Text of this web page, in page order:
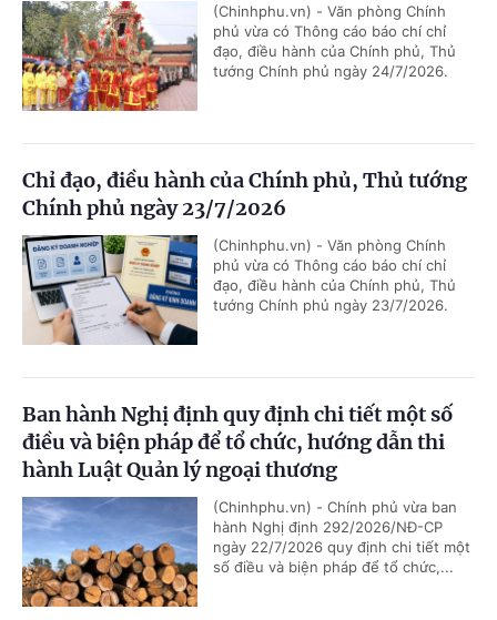
(Chinhphu.vn) - Văn phòng Chính
phủ vừa có Thông cáo báo chí chỉ
đạo, điều hành của Chính phủ, Thủ
tướng Chính phủ ngày 24/7/2026.
Chỉ đạo, điều hành của Chính phủ, Thủ tướng
Chính phủ ngày 23/7/2026
(Chinhphu.vn) - Văn phòng Chính
phủ vừa có Thông cáo báo chí chỉ
đạo, điều hành của Chính phủ, Thủ
tướng Chính phủ ngày 23/7/2026.
Ban hành Nghị định quy định chi tiết một số
điều và biện pháp để tổ chức, hướng dẫn thi
hành Luật Quản lý ngoại thương
(Chinhphu.vn) - Chính phủ vừa ban
hành Nghị định 292/2026/NĐ-CP
ngày 22/7/2026 quy định chi tiết một
số điều và biện pháp để tổ chức,...